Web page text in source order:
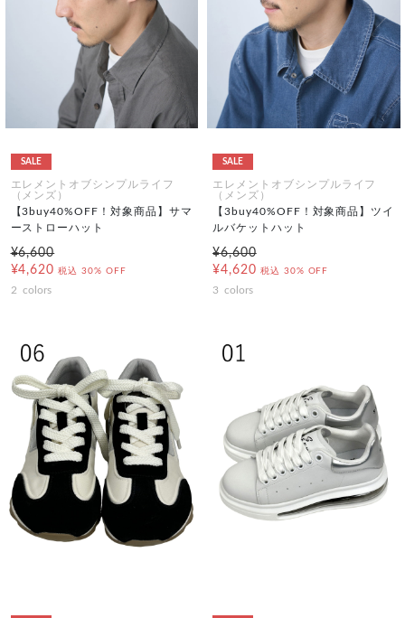
SALE
エレメントオブシンプルライフ
（メンズ）
【3buy40%OFF！対象商品】サマ
ーストローハット
¥6,600
¥4,620 税込 30% OFF
2 colors
SALE
エレメントオブシンプルライフ
（メンズ）
【3buy40%OFF！対象商品】ツイ
ルバケットハット
¥6,600
¥4,620 税込 30% OFF
3 colors